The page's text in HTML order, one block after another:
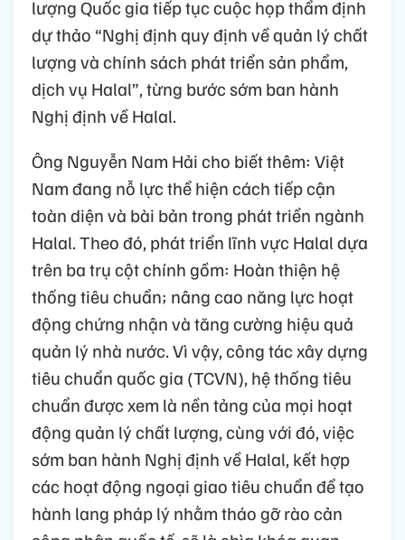
lượng Quốc gia tiếp tục cuộc họp thẩm định
dự thảo “Nghị định quy định về quản lý chất
lượng và chính sách phát triển sản phẩm,
dịch vụ Halal”, từng bước sớm ban hành
Nghị định về Halal.
Ông Nguyễn Nam Hải cho biết thêm: Việt
Nam đang nỗ lực thể hiện cách tiếp cận
toàn diện và bài bản trong phát triển ngành
Halal. Theo đó, phát triển lĩnh vực Halal dựa
trên ba trụ cột chính gồm: Hoàn thiện hệ
thống tiêu chuẩn; nâng cao năng lực hoạt
động chứng nhận và tăng cường hiệu quả
quản lý nhà nước. Vì vậy, công tác xây dựng
tiêu chuẩn quốc gia (TCVN), hệ thống tiêu
chuẩn được xem là nền tảng của mọi hoạt
động quản lý chất lượng, cùng với đó, việc
sớm ban hành Nghị định về Halal, kết hợp
các hoạt động ngoại giao tiêu chuẩn để tạo
hành lang pháp lý nhằm tháo gỡ rào cản